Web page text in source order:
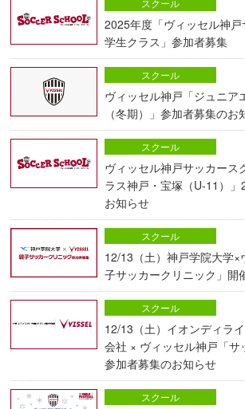
2025年度「ヴィッセル神
学生クラス」参加者募集
スクール
ヴィッセル神戸「ジュニア
（冬期）」参加者募集のお
スクール
ヴィッセル神戸サッカース
ラス神戸・宝塚（U-11）
お知らせ
スクール
12/13（土）神戸学院大学×
子サッカークリニック」開
スクール
12/13（土）イオンディラ
会社 × ヴィッセル神戸「サ
参加者募集のお知らせ
スクール
スクール